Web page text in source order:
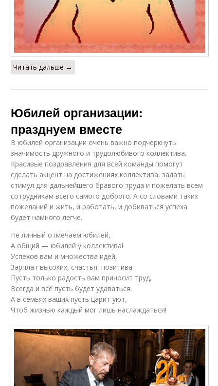
Читать дальше →
Юбилей организации:
празднуем вместе
В юбилей организации очень важно подчеркнуть
значимость дружного и трудолюбивого коллектива.
Красивые поздравления для всей команды помогут
сделать акцент на достижениях коллектива, задать
стимул для дальнейшего бравого труда и пожелать всем
сотрудникам всего самого доброго. А со словами таких
пожеланий и жить, и работать, и добиваться успеха
будет намного легче.
Не личный отмечаем юбилей,
А общий — юбилей у коллектива!
Успехов вам и множества идей,
Зарплат высоких, счастья, позитива.
Пусть только радость вам приносит труд,
Всегда и всё пусть будет удаваться.
А в семьях ваших пусть царит уют,
Чтоб жизнью каждый мог лишь наслаждаться!